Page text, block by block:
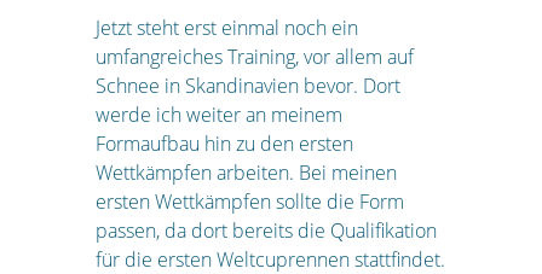
Jetzt steht erst einmal noch ein
umfangreiches Training, vor allem auf
Schnee in Skandinavien bevor. Dort
werde ich weiter an meinem
Formaufbau hin zu den ersten
Wettkämpfen arbeiten. Bei meinen
ersten Wettkämpfen sollte die Form
passen, da dort bereits die Qualifikation
für die ersten Weltcuprennen stattfindet.